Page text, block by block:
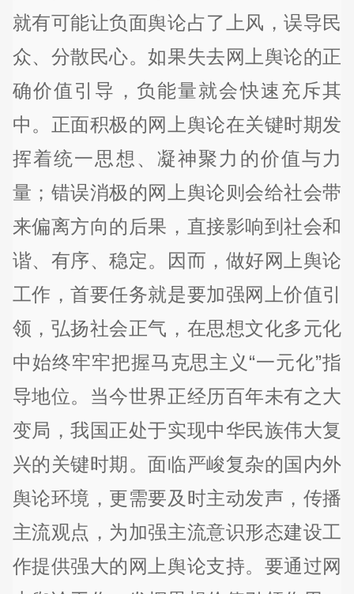
就有可能让负面舆论占了上风，误导民
众、分散民心。如果失去网上舆论的正
确价值引导，负能量就会快速充斥其
中。正面积极的网上舆论在关键时期发
挥着统一思想、凝神聚力的价值与力
量；错误消极的网上舆论则会给社会带
来偏离方向的后果，直接影响到社会和
谐、有序、稳定。因而，做好网上舆论
工作，首要任务就是要加强网上价值引
领，弘扬社会正气，在思想文化多元化
中始终牢牢把握马克思主义“一元化”指
导地位。当今世界正经历百年未有之大
变局，我国正处于实现中华民族伟大复
兴的关键时期。面临严峻复杂的国内外
舆论环境，更需要及时主动发声，传播
主流观点，为加强主流意识形态建设工
作提供强大的网上舆论支持。要通过网